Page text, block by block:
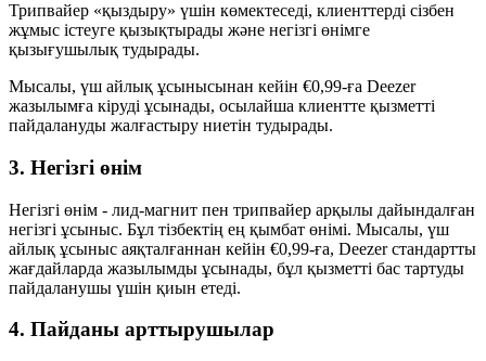
Трипвайер «қыздыру» үшін көмектеседі, клиенттерді сізбен
жұмыс істеуге қызықтырады және негізгі өнімге
қызығушылық тудырады.
Мысалы, үш айлық ұсынысынан кейін €0,99-ға Deezer
жазылымға кіруді ұсынады, осылайша клиентте қызметті
пайдалануды жалғастыру ниетін тудырады.
3. Негізгі өнім
Негізгі өнім - лид-магнит пен трипвайер арқылы дайындалған
негізгі ұсыныс. Бұл тізбектің ең қымбат өнімі. Мысалы, үш
айлық ұсыныс аяқталғаннан кейін €0,99-ға, Deezer стандартты
жағдайларда жазылымды ұсынады, бұл қызметті бас тартуды
пайдаланушы үшін қиын етеді.
4. Пайданы арттырушылар